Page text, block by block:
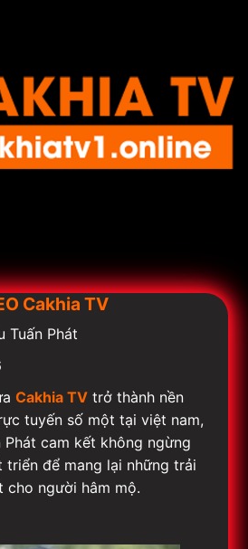
Cakhia TV
Tuấn Phát
Cakhia TV trở thành nền
tuyến số một tại việt nam,
Phát cam kết không ngừng
triển để mang lại những trải
cho người hâm mộ.